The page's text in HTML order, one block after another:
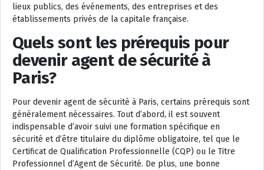
lieux publics, des événements, des entreprises et des
établissements privés de la capitale française.
Quels sont les prérequis pour
devenir agent de sécurité à
Paris?
Pour devenir agent de sécurité à Paris, certains prérequis sont
généralement nécessaires. Tout d’abord, il est souvent
indispensable d’avoir suivi une formation spécifique en
sécurité et d’être titulaire du diplôme obligatoire, tel que le
Certificat de Qualification Professionnelle (CQP) ou le Titre
Professionnel d’Agent de Sécurité. De plus, une bonne